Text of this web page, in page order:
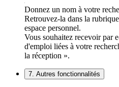
Donnez un nom à votre
Retrouvez-la dans la
espace personnel.
Vous souhaitez recevoir par
d'emploi liées à votre
la réception ».
7. Autres fonctionnalités